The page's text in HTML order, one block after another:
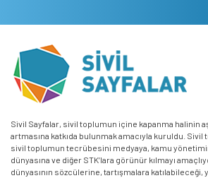
Sivil Sayfalar, sivil toplumun içine kapanma halinin
artmasına katkıda bulunmak amacıyla kuruldu.
sivil toplumun tecrübesini medyaya, kamu
dünyasına ve diğer STK’lara görünür kılmayı
dünyasının sözcülerine, tartışmalara katılabileceği,